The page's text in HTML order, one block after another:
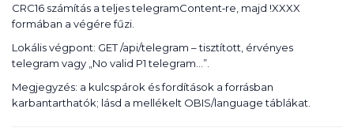
CRC16 számítás a teljes telegramContent‑re, majd !XXXX
formában a végére fűzi.
Lokális végpont: GET /api/telegram – tisztított, érvényes
telegram vagy „No valid P1 telegram…”.
Megjegyzés: a kulcspárok és fordítások a forrásban
karbantarthatók; lásd a mellékelt OBIS/language táblákat.